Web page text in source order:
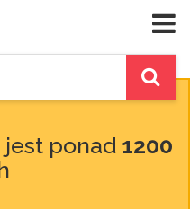
ponad 1200